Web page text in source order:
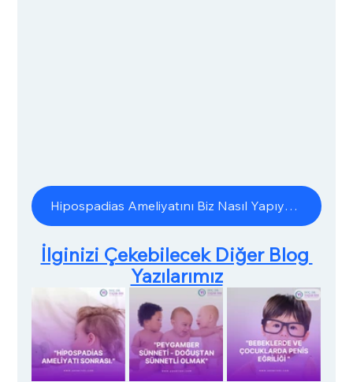
Hipospadias Ameliyatını Biz Nasıl Yapıyoruz?
İlginizi Çekebilecek Diğer Blog
Yazılarımız